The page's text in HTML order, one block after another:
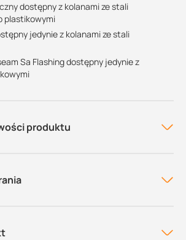
dostępny z kolanami ze stali
plastikowymi
jedynie z kolanami ze stali
Sa Flashing dostępny jedynie z
produktu